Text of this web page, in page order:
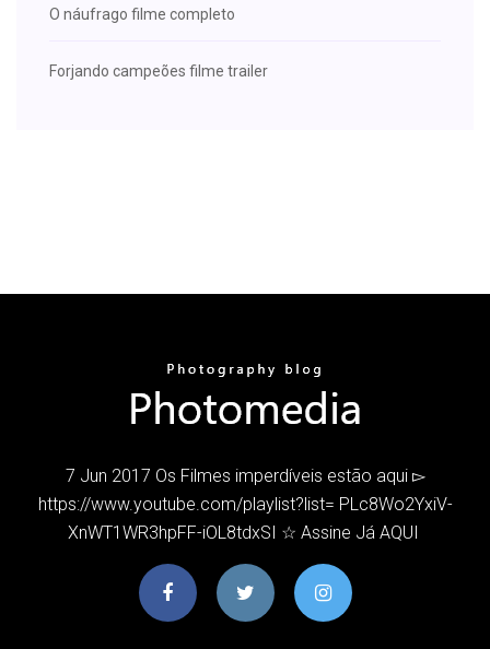
O náufrago filme completo
Forjando campeões filme trailer
7 Jun 2017 Os Filmes imperdíveis estão aqui ▻
https://www.youtube.com/playlist?list= PLc8Wo2YxiV-
XnWT1WR3hpFF-iOL8tdxSI ☆ Assine Já AQUI